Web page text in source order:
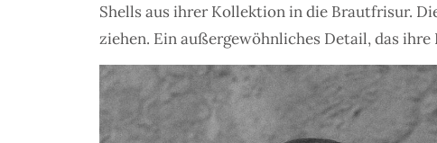
Shells aus ihrer Kollektion in die Brautfrisur.
ziehen. Ein außergewöhnliches Detail, das